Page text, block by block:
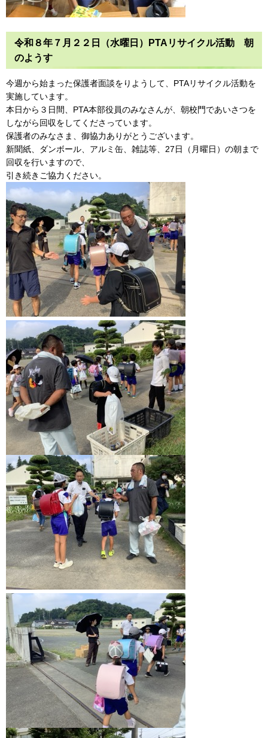
令和８年７月２２日（水曜日）PTAリサイクル活動 朝
のようす
今週から始まった保護者面談をりようして、PTAリサイクル活動を
実施しています。
本日から３日間、PTA本部役員のみなさんが、朝校門であいさつを
しながら回収をしてくださっています。
保護者のみなさま、御協力ありがとうございます。
新聞紙、ダンボール、アルミ缶、雑誌等、27日（月曜日）の朝まで
回収を行いますので、
引き続きご協力ください。